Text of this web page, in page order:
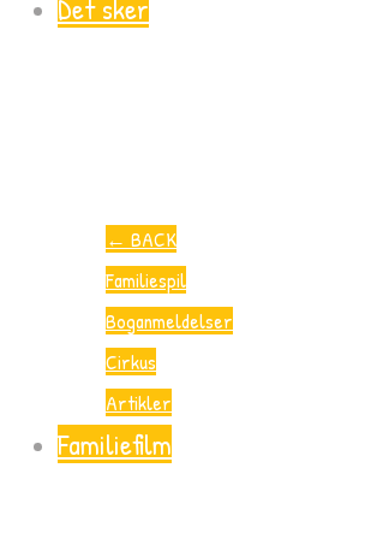
Det sker
← BACK
Familiespil
Boganmeldelser
Cirkus
Artikler
Familiefilm